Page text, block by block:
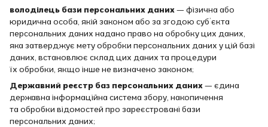
володілець бази персональних даних— фізична або
юридична особа, якій законом або за згодою суб’єкта
персональних даних надано право на обробку цих даних,
яка затверджує мету обробки персональних даних у цій базі
даних, встановлює склад цих даних та процедури
їх обробки, якщо інше не визначено законом;
Державний реєстр баз персональних даних— єдина
державна інформаційна система збору, накопичення
та обробки відомостей про зареєстровані бази
персональних даних;